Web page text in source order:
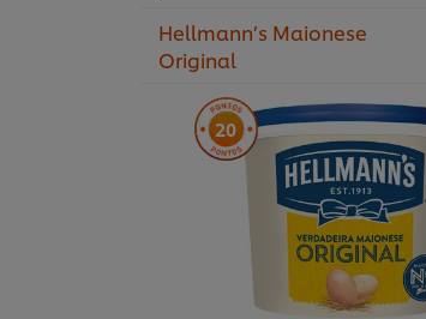
Hellmann’s Maionese
Original
20